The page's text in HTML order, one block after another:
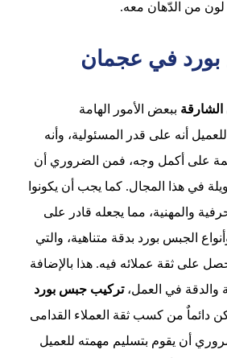
لون من الدّهان معه.
في عجمان
ببعض الأمور الهامة
أنه على قدر المسئولية، وأنه
على أكمل وجه، فمن الضروري أن
في هذا المجال. كما يجب أن يكونوا
والمهنية، مما يجعله قادر على
الجبس بورد بدقة متناهية، والتي
على ثقة عملائه فيه. هذا بالإضافة
والدقة في العمل،تركيب جبس بورد
دائماٌ من كسب ثقة العملاء القدامى
أن يقوم بتسليم مهمته للعميل